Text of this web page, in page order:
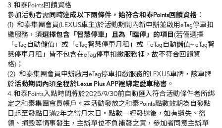
3. 和泰Points回饋資格
參加活動者需同時達成以下兩條件，始符合和泰Points回饋資格 ：
(1) 和泰集團會員(LEXUS車主)於活動期間內新申辦並啟用eTag停車扣
繳服務，須選擇包含「智慧停車」且為「臨停」的項目 (若僅選擇
「 eTag自動儲值」或「 eTag智慧停車月租」或「 eTag自動儲值+ eTag智
慧停車月租」皆不包含在eTag停車扣繳服務裡，故不符合回饋資
格) ；
(2) 和泰集團會員申辦啟用eTag停車扣繳服務的LEXUS車牌，該車牌
於活動期間內須全程於Lexus Plus APP裡綁定愛車秘書 。
4. 和泰Points入點時間將於2025/9/30前自動匯入符合活動條件者所綁
定之和泰集團會員帳戶。本活動發放之和泰Points點數效期為自發點
日起至發點日滿2年之當月末日。點數一經發送後，如有遺失、盜
領、損毀等情事發生，主辦單位不負補發之責，參加者同意主辦單